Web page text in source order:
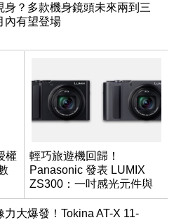
身？多款機身鏡頭未來兩到三
內有望登場
權
輕巧旅遊機回歸！
Panasonic 發表 LUMIX
ZS300：一吋感光元件與
15 倍光學變焦
力大爆發！Tokina AT-X 11-